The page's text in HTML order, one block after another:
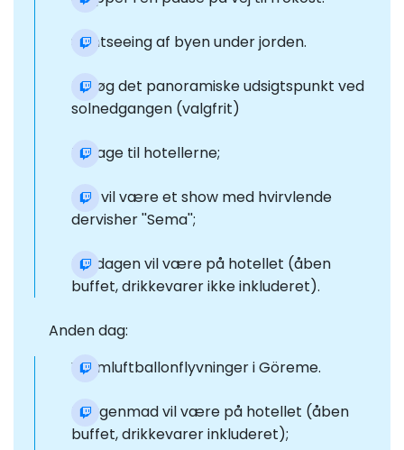
Sightseeing af byen under jorden.
Besøg det panoramiske udsigtspunkt ved
solnedgangen (valgfrit)
Tilbage til hotellerne;
Der vil være et show med hvirvlende
dervisher ''Sema'';
Middagen vil være på hotellet (åben
buffet, drikkevarer ikke inkluderet).
Anden dag:
Varmluftballonflyvninger i Göreme.
Morgenmad vil være på hotellet (åben
buffet, drikkevarer inkluderet);